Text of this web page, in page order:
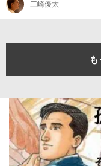
三崎優太